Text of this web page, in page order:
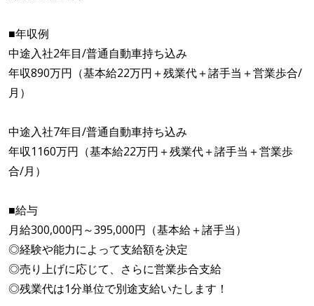
■年収例
中途入社2年目/普通自動車持ち込み
年収890万円（基本給22万円＋残業代＋諸手当＋営業歩合/
月）
中途入社7年目/普通自動車持ち込み
年収1160万円（基本給22万円＋残業代＋諸手当＋営業歩
合/月）
■給与
月給300,000円～395,000円（基本給＋諸手当）
◎経験や能力によって支給額を決定
◎売り上げに応じて、さらに営業歩合支給
◎残業代は1分単位で別途支給いたします！